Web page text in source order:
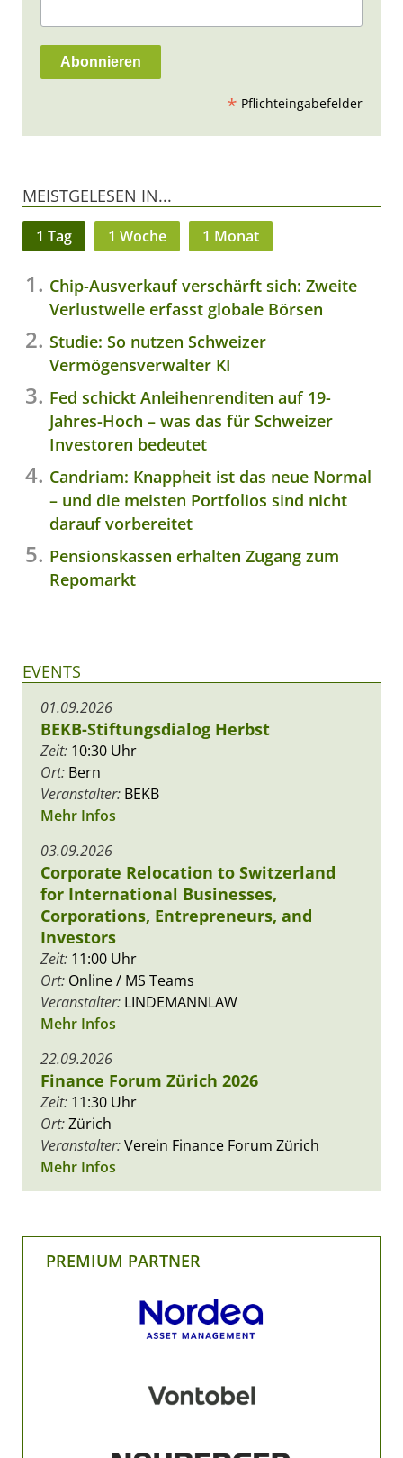
* Pflichteingabefelder
MEISTGELESEN IN...
1 Tag 1 Woche 1 Monat
Chip-Ausverkauf verschärft sich: Zweite
Verlustwelle erfasst globale Börsen
Studie: So nutzen Schweizer
Vermögensverwalter KI
Fed schickt Anleihenrenditen auf 19-
Jahres-Hoch – was das für Schweizer
Investoren bedeutet
Candriam: Knappheit ist das neue Normal
– und die meisten Portfolios sind nicht
darauf vorbereitet
Pensionskassen erhalten Zugang zum
Repomarkt
EVENTS
01.09.2026
BEKB-Stiftungsdialog Herbst
Zeit: 10:30 Uhr
Ort: Bern
Veranstalter: BEKB
Mehr Infos
03.09.2026
Corporate Relocation to Switzerland
for International Businesses,
Corporations, Entrepreneurs, and
Investors
Zeit: 11:00 Uhr
Ort: Online / MS Teams
Veranstalter: LINDEMANNLAW
Mehr Infos
22.09.2026
Finance Forum Zürich 2026
Zeit: 11:30 Uhr
Ort:Zürich
Veranstalter:Verein Finance Forum Zürich
Mehr Infos
PREMIUM PARTNER